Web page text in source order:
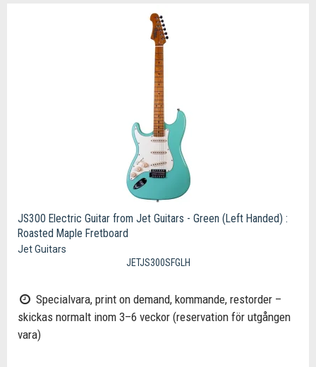
JS300 Electric Guitar from Jet Guitars - Green (Left Handed) :
Roasted Maple Fretboard
Jet Guitars
JETJS300SFGLH
Specialvara, print on demand, kommande, restorder –
skickas normalt inom 3–6 veckor (reservation för utgången
vara)